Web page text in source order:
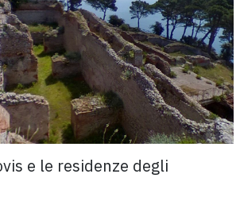
e le residenze degli